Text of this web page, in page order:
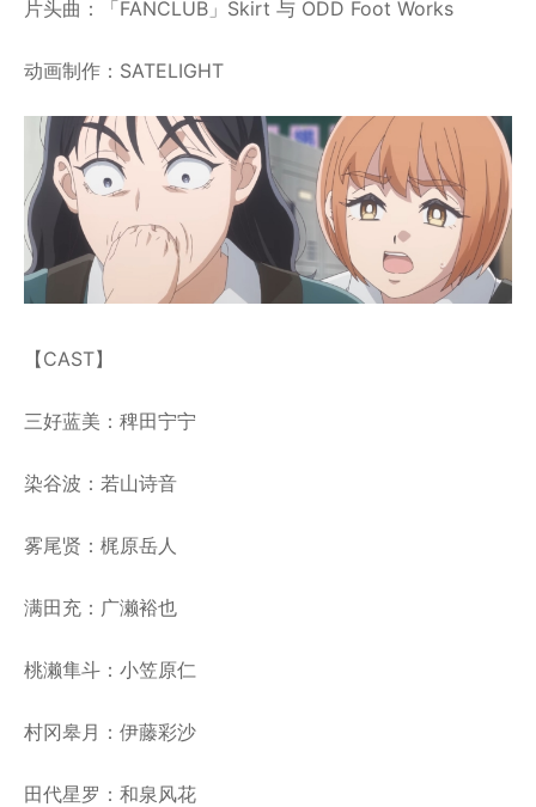
片头曲：「FANCLUB」Skirt 与 ODD Foot Works
动画制作：SATELIGHT
【CAST】
三好蓝美：稗田宁宁
染谷波：若山诗音
雾尾贤：梶原岳人
满田充：广濑裕也
桃濑隼斗：小笠原仁
村冈皋月：伊藤彩沙
田代星罗：和泉风花